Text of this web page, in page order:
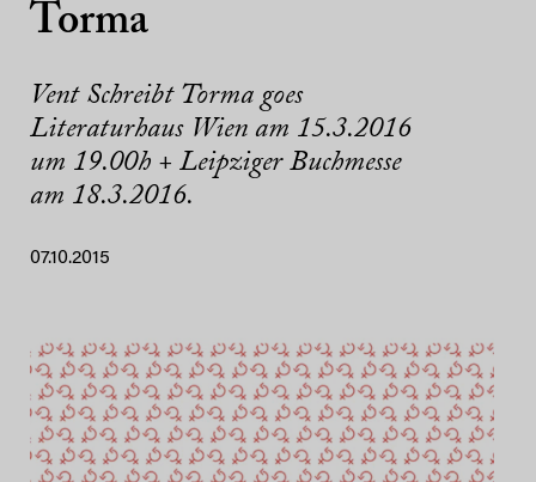
Torma
Vent Schreibt Torma goes
Literaturhaus Wien am 15.3.2016
um 19.00h + Leipziger Buchmesse
am 18.3.2016.
07.10.2015